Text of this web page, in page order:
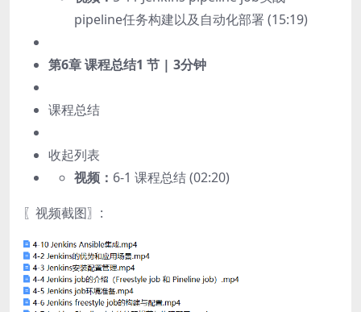
pipeline任务构建以及自动化部署 (15:19)
第6章 课程总结1 节 | 3分钟
课程总结
收起列表
视频： 6-1 课程总结 (02:20)
〖视频截图〗: